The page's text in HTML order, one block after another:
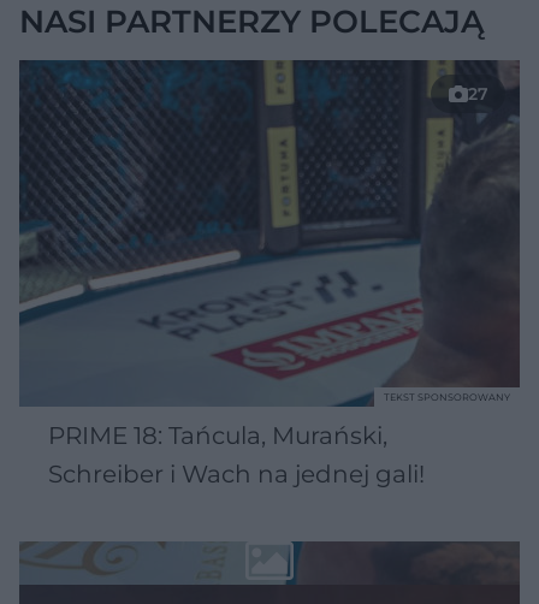
NASI PARTNERZY POLECAJĄ
27
PRIME 18: Tańcula, Murański,
Schreiber i Wach na jednej gali!
TEKST SPONSOROWANY